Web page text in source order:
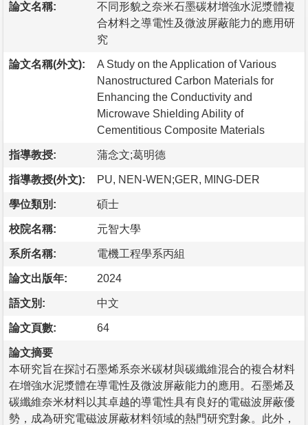
論文名稱:
不同形貌之奈米石墨碳材增強水泥漿體複
合材料之導電性及微波屏蔽能力的應用研
究
論文名稱(外文):
A Study on the Application of Various
Nanostructured Carbon Materials for
Enhancing the Conductivity and
Microwave Shielding Ability of
Cementitious Composite Materials
指導教授: 蒲念文;葛明德
指導教授(外文): PU, NEN-WEN;GER, MING-DER
學位類別: 碩士
校院名稱: 元智大學
系所名稱: 電機工程學系丙組
論文出版年: 2024
語文別: 中文
論文頁數: 64
論文摘要
本研究旨在探討石墨烯系奈米碳材與碳纖維混合的複合材料
在增強水泥漿體在導電性及微波屏蔽能力的應用。石墨烯及
碳纖維奈米材料以其卓越的導電性具有良好的電磁波屏蔽優
勢，成為研究電磁波屏蔽材料領域的熱門研究對象。此外，